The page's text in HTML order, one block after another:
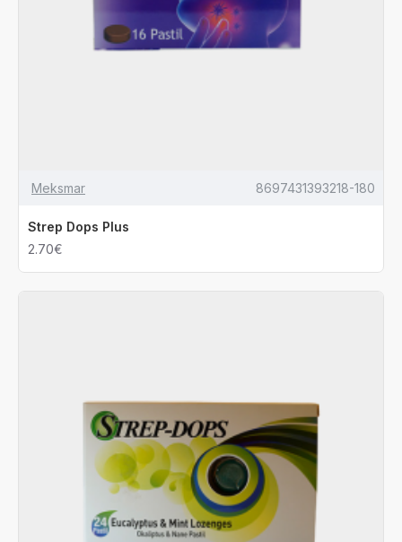
Meksmar 8697431393218-180
Strep Dops Plus
2.70€